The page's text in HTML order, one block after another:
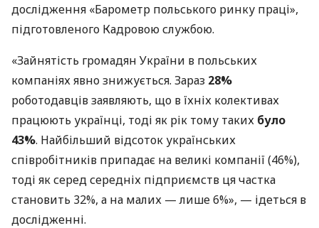
дослідження «Барометр польського ринку праці»,
підготовленого Кадровою службою.
«Зайнятість громадян України в польських
компаніях явно знижується. Зараз 28%
роботодавців заявляють, що в їхніх колективах
працюють українці, тоді як рік тому таких було
43%. Найбільший відсоток українських
співробітників припадає на великі компанії (46%),
тоді як серед середніх підприємств ця частка
становить 32%, а на малих — лише 6%», — ідеться в
дослідженні.